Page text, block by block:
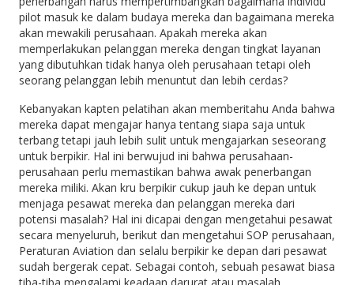
pilot masuk ke dalam budaya mereka dan bagaimana mereka
akan mewakili perusahaan. Apakah mereka akan
memperlakukan pelanggan mereka dengan tingkat layanan
yang dibutuhkan tidak hanya oleh perusahaan tetapi oleh
seorang pelanggan lebih menuntut dan lebih cerdas?
Kebanyakan kapten pelatihan akan memberitahu Anda bahwa
mereka dapat mengajar hanya tentang siapa saja untuk
terbang tetapi jauh lebih sulit untuk mengajarkan seseorang
untuk berpikir. Hal ini berwujud ini bahwa perusahaan-
perusahaan perlu memastikan bahwa awak penerbangan
mereka miliki. Akan kru berpikir cukup jauh ke depan untuk
menjaga pesawat mereka dan pelanggan mereka dari
potensi masalah? Hal ini dicapai dengan mengetahui pesawat
secara menyeluruh, berikut dan mengetahui SOP perusahaan,
Peraturan Aviation dan selalu berpikir ke depan dari pesawat
sudah bergerak cepat. Sebagai contoh, sebuah pesawat biasa